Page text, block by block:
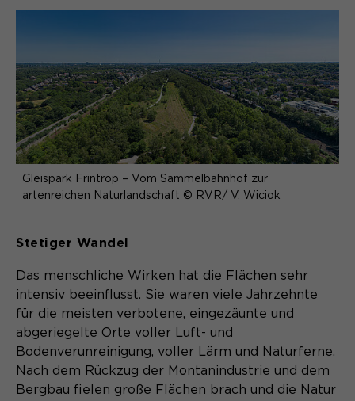
Gleispark Frintrop – Vom Sammelbahnhof zur
artenreichen Naturlandschaft © RVR/ V. Wiciok
Stetiger Wandel
Das menschliche Wirken hat die Flächen sehr
intensiv beeinflusst. Sie waren viele Jahrzehnte
für die meisten verbotene, eingezäunte und
abgeriegelte Orte voller Luft- und
Bodenverunreinigung, voller Lärm und Naturferne.
Nach dem Rückzug der Montanindustrie und dem
Bergbau fielen große Flächen brach und die Natur